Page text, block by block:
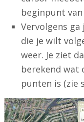
beginpunt
Vervolgens
die je wilt
weer. Je ziet
berekend wat
punten is (zie